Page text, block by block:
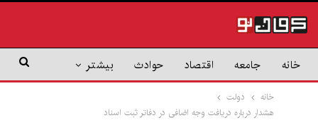
خانه جامعه اقتصاد حوادث بیشتر
خانه
دولت
هشدار درباره دریافت وجه اضافی در دفاتر ثبت اسناد